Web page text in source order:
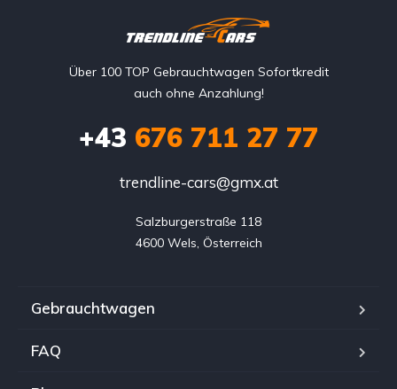
Über 100 TOP Gebrauchtwagen Sofortkredit
auch ohne Anzahlung!
+43 676 711 27 77
trendline-cars@gmx.at
Salzburgerstraße 118
4600 Wels, Österreich
Gebrauchtwagen
FAQ